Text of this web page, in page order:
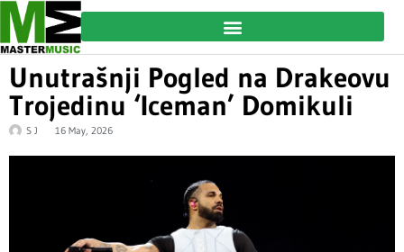
Unutrašnji Pogled na Drakeovu
Trojedinu ‘Iceman’ Domikuli
S J 16 May, 2026